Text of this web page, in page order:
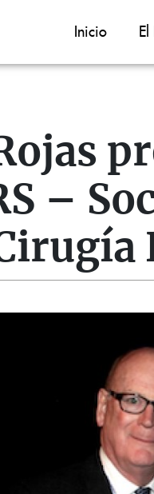
Inicio El
–